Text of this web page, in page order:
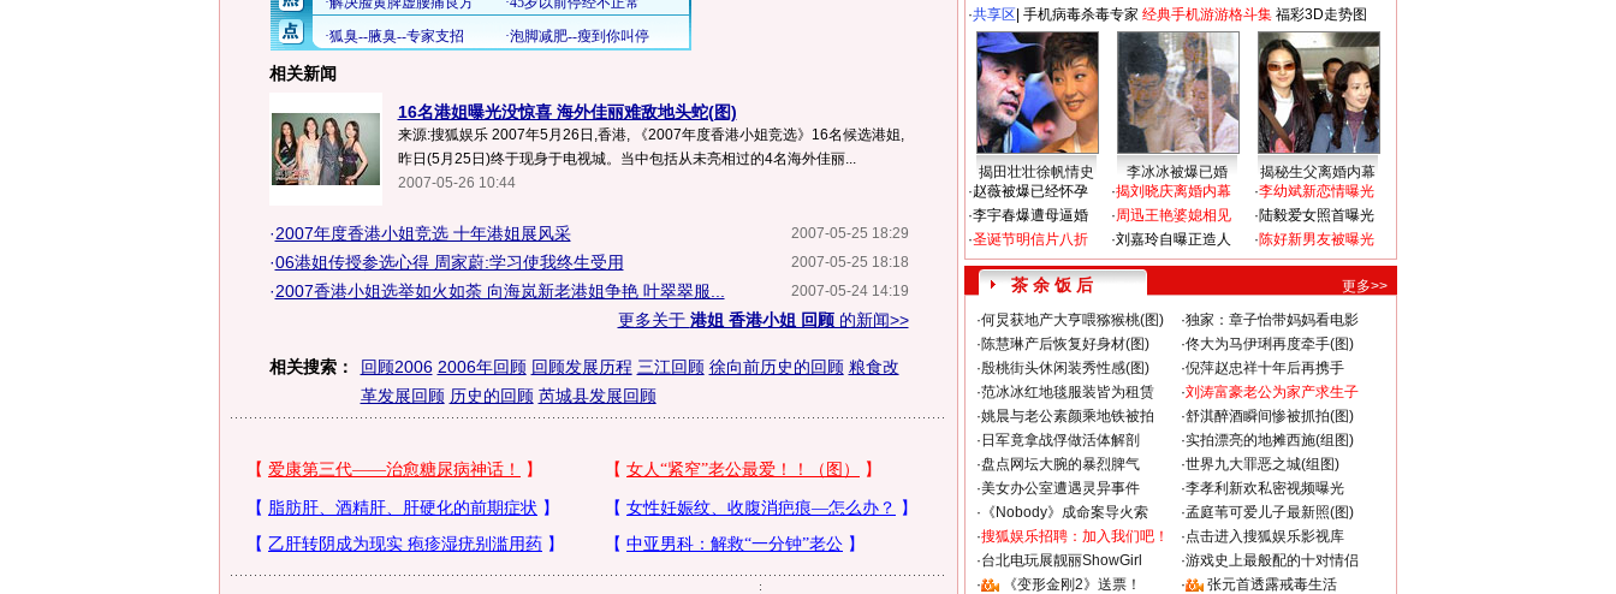
相关新闻
16名港姐曝光没惊喜 海外佳丽难敌地头蛇(图)
来源:搜狐娱乐 2007年5月26日,香港, 《2007年度香港小姐竞选》16名候选港姐,
昨日(5月25日)终于现身于电视城。当中包括从未亮相过的4名海外佳丽...
2007-05-26 10:44
2007-05-25 18:29
·2007年度香港小姐竞选 十年港姐展风采
2007-05-25 18:18
·06港姐传授参选心得 周家蔚:学习使我终生受用
2007-05-24 14:19
·2007香港小姐选举如火如荼 向海岚新老港姐争艳 叶翠翠服...
更多关于 港姐 香港小姐 回顾的新闻>>
相关搜索： 回顾2006 2006年回顾 回顾发展历程 三江回顾 徐向前历史的回顾 粮食改
革发展回顾 历史的回顾 芮城县发展回顾
·共享区 手机病毒杀毒专家 经典手机游游格斗集 福彩3D走势图
揭田壮壮徐帆情史 李冰冰被爆已婚
揭秘生父离婚内幕
·赵薇被爆已经怀孕
·李宇春爆遭母逼婚
·圣诞节明信片八折
·揭刘晓庆离婚内幕
·周迅王艳婆媳相见
·刘嘉玲自曝正造人
·李幼斌新恋情曝光
·陆毅爱女照首曝光
·陈好新男友被曝光
茶 余 饭 后
更多>>
·何炅获地产大亨喂猕猴桃(图) ·独家：章子怡带妈妈看电影
·陈慧琳产后恢复好身材(图) ·佟大为马伊琍再度牵手(图)
·殷桃街头休闲装秀性感(图) ·倪萍赵忠祥十年后再携手
·范冰冰红地毯服装皆为租赁 ·刘涛富豪老公为家产求生子
·姚晨与老公素颜乘地铁被拍 ·舒淇醉酒瞬间惨被抓拍(图)
· 日军竟拿战俘做活体解剖 ·实拍漂亮的地摊西施(组图)
·盘点网坛大腕的暴烈脾气 ·世界九大罪恶之城(组图)
·美女办公室遭遇灵异事件 ·李孝利新欢私密视频曝光
· 《Nobody》成命案导火索 ·孟庭苇可爱儿子最新照(图)
·搜狐娱乐招聘：加入我们吧！ ·点击进入搜狐娱乐影视库
·台北电玩展靓丽ShowGirl ·游戏史上最般配的十对情侣
·
《变形金刚2》送票！ ·
张元首透露戒毒生活